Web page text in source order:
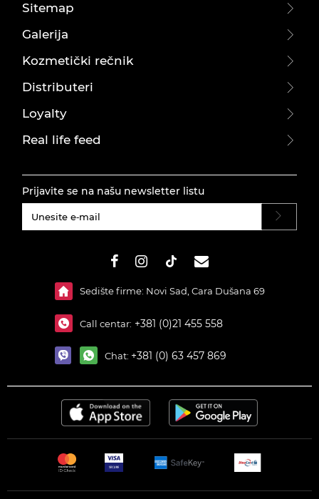
Sitemap
Galerija
Kozmetički rečnik
Distributeri
Loyalty
Real life feed
Prijavite se na našu newsletter listu
Sedište firme: Novi Sad, Cara Dušana 69
Call centar: +381 (0)21 455 558
Chat: +381 (0) 63 457 869